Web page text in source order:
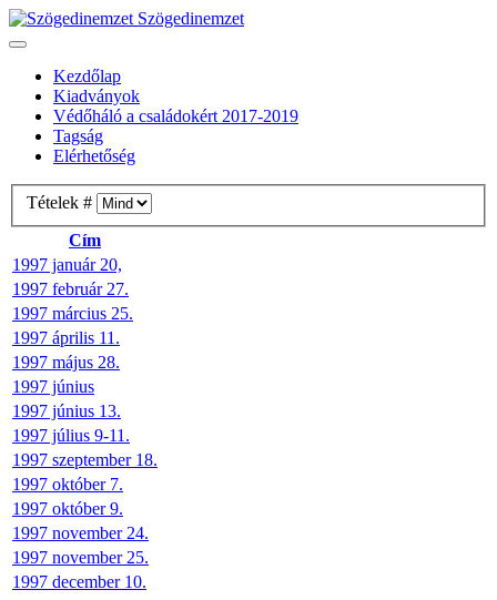
Szögedinemzet
Kezdőlap
Kiadványok
Védőháló a családokért 2017-2019
Tagság
Elérhetőség
Tételek #
Cím
1997 január 20,
1997 február 27.
1997 március 25.
1997 április 11.
1997 május 28.
1997 június
1997 június 13.
1997 július 9-11.
1997 szeptember 18.
1997 október 7.
1997 október 9.
1997 november 24.
1997 november 25.
1997 december 10.